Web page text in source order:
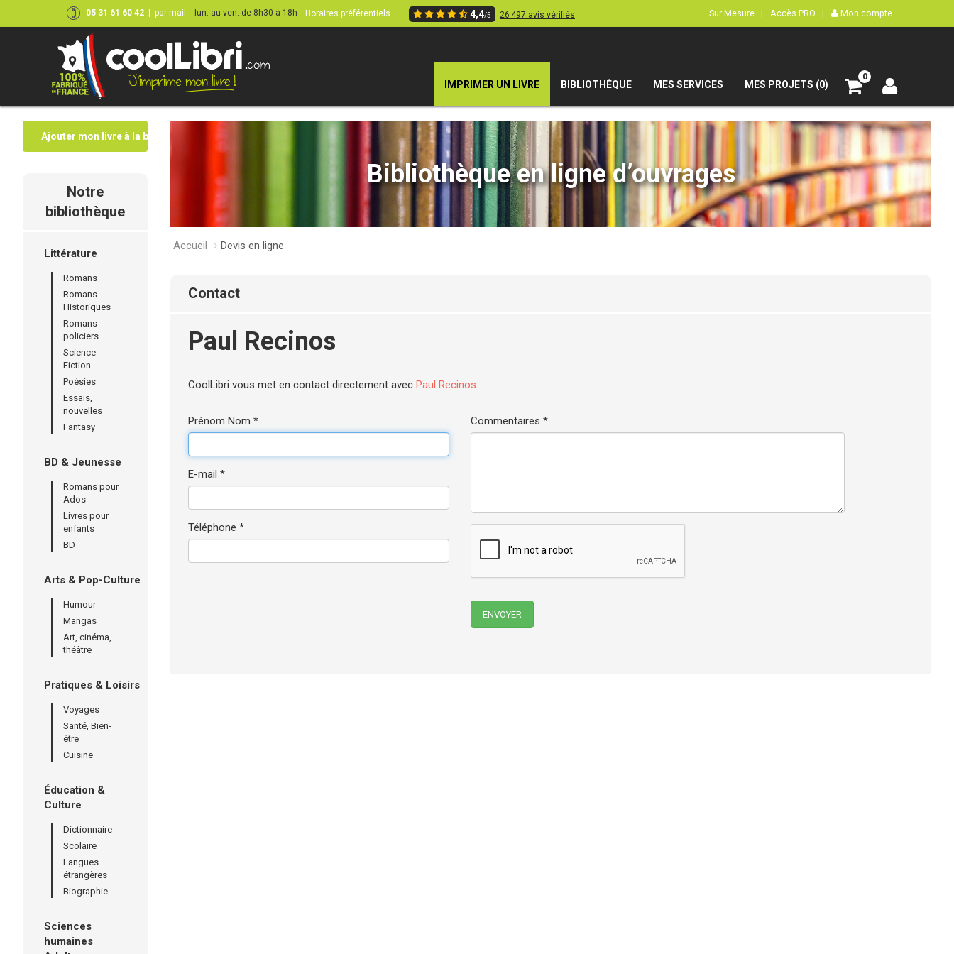
05 31 61 60 42 par mail lun. au ven. de 8h30 à 18h Horaires préférentiels 4,4/5 26 497 avis vérifiés Sur Mesure | Accès PRO | Mon compte
IMPRIMER UN LIVRE BIBLIOTHÈQUE MES SERVICES MES PROJETS (0)
0
Ajouter mon livre à la bibliothèque
Notre
bibliothèque
Littérature
Romans
Romans
Historiques
Romans
policiers
Science
Fiction
Poésies
Essais,
nouvelles
Fantasy
BD & Jeunesse
Romans pour
Ados
Livres pour
enfants
BD
Arts & Pop-Culture
Humour
Mangas
Art, cinéma,
théâtre
Pratiques & Loisirs
Voyages
Santé, Bien-
être
Cuisine
Éducation &
Culture
Dictionnaire
Scolaire
Langues
étrangères
Biographie
Sciences
humaines
Bibliothèque en ligne d’ouvrages
Accueil Devis en ligne
contact
Paul Recinos
CoolLibri vous met en contact directement avec Paul Recinos
Prénom Nom *
E-mail *
Téléphone *
Commentaires *